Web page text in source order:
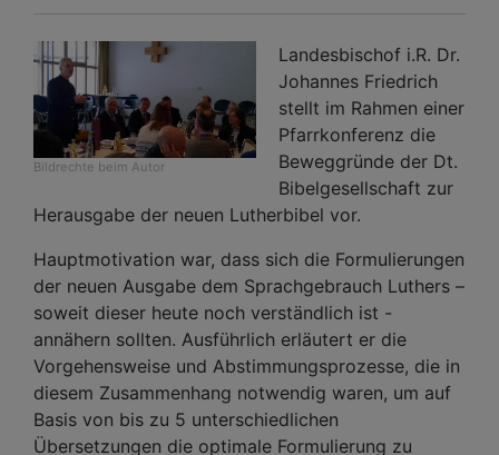
Bildrechte beim Autor
Landesbischof i.R. Dr.
Johannes Friedrich
stellt im Rahmen einer
Pfarrkonferenz die
Beweggründe der Dt.
Bibelgesellschaft zur
Herausgabe der neuen Lutherbibel vor.
Hauptmotivation war, dass sich die Formulierungen
der neuen Ausgabe dem Sprachgebrauch Luthers –
soweit dieser heute noch verständlich ist -
annähern sollten. Ausführlich erläutert er die
Vorgehensweise und Abstimmungsprozesse, die in
diesem Zusammenhang notwendig waren, um auf
Basis von bis zu 5 unterschiedlichen
Übersetzungen die optimale Formulierung zu